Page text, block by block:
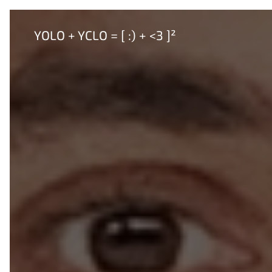
YOLO + YCLO = [ :) + <3 ]²